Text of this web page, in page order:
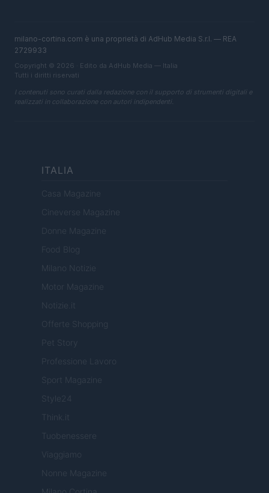
milano-cortina.com è una proprietà di AdHub Media S.r.l. — REA
2729933
Copyright © 2026 · Edito da AdHub Media — Italia
Tutti i diritti riservati
I contenuti sono curati dalla redazione con il supporto di strumenti digitali e
realizzati in collaborazione con autori indipendenti.
ITALIA
Casa Magazine
Cineverse Magazine
Donne Magazine
Food Blog
Milano Notizie
Motor Magazine
Notizie.it
Offerte Shopping
Pet Story
Professione Lavoro
Sport Magazine
Style24
Think.it
Tuobenessere
Viaggiamo
Nonne Magazine